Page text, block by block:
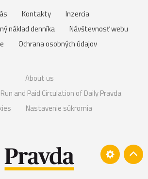
Kontakty
Inzercia
náklad denníka
Návštevnosť webu
Ochrana osobných údajov
About us
and Paid Circulation of Daily Pravda
Nastavenie súkromia